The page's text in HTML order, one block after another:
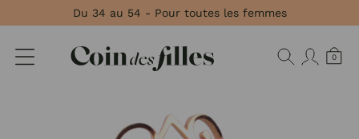
Du 34 au 54 - Pour toutes les femmes
0
Panneau de gestion des cookies